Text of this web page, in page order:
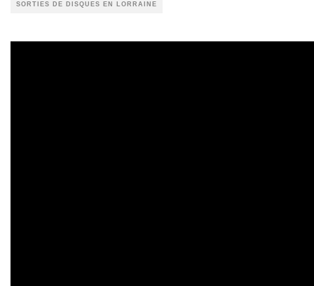
SORTIES DE DISQUES EN LORRAINE